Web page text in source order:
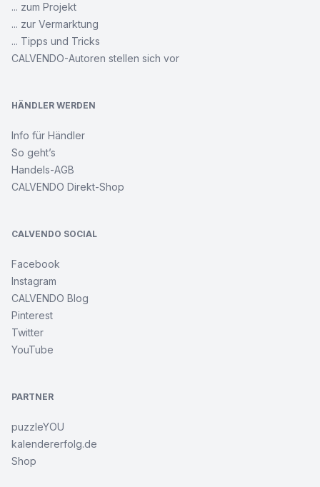
... zum Projekt
... zur Vermarktung
... Tipps und Tricks
CALVENDO-Autoren stellen sich vor
HÄNDLER WERDEN
Info für Händler
So geht’s
Handels-AGB
CALVENDO Direkt-Shop
CALVENDO SOCIAL
Facebook
Instagram
CALVENDO Blog
Pinterest
Twitter
YouTube
PARTNER
puzzleYOU
kalendererfolg.de
Shop